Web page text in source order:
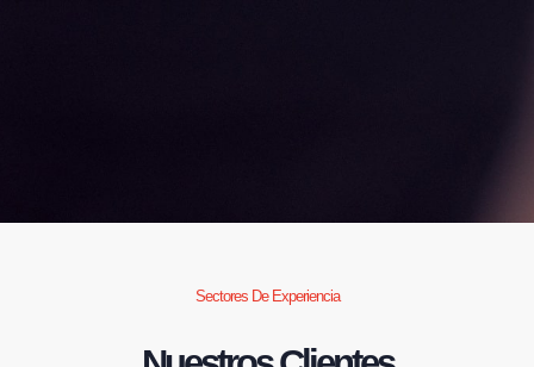
Sectores De Experiencia